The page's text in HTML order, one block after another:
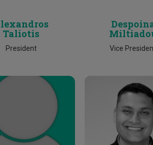
Taliotis
President Vice
Email